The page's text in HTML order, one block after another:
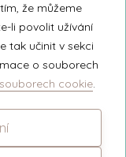
že můžeme
li povolit užívání
tak učinit v sekci
o souborech
cookie.